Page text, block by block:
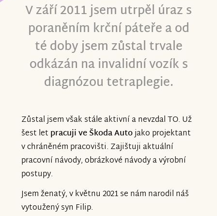
V září 2011 jsem utrpěl úraz s
poraněním krční páteře a od
té doby jsem zůstal trvale
odkázán na invalidní vozík s
diagnózou tetraplegie.
Zůstal jsem však stále aktivní a nevzdal TO. Už
šest let pracuji ve Škoda Autojako projektant
v chráněném pracovišti. Zajištuji aktuální
pracovní návody, obrázkové návody a výrobní
postupy.
Jsem ženatý, v květnu 2021 se nám narodil náš
vytoužený syn Filip.